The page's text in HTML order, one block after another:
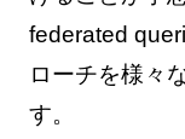
federated
ローチを様々
す。